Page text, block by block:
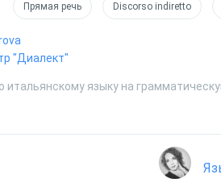
Прямая речь Discorso indiretto
"Диалект"
итальянскому языку на